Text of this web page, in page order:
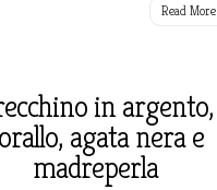
Read More
in argento,
agata nera e
madreperla